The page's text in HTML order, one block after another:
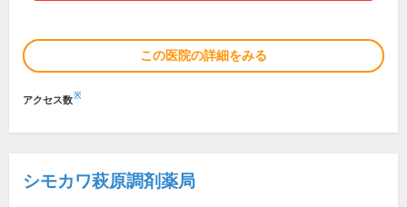
この医院の詳細をみる
アクセス数※
シモカワ萩原調剤薬局